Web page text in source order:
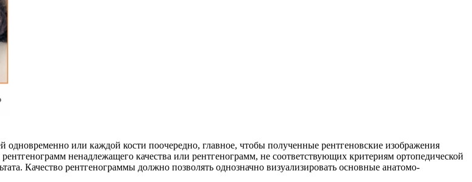
или каждой кости поочередно, главное, чтобы полученные рентгеновские изображения
ненадлежащего качества или рентгенограмм, не соответствующих критериям ортопедической
Качество рентгенограммы должно позволять однозначно визуализировать основные анатомо-